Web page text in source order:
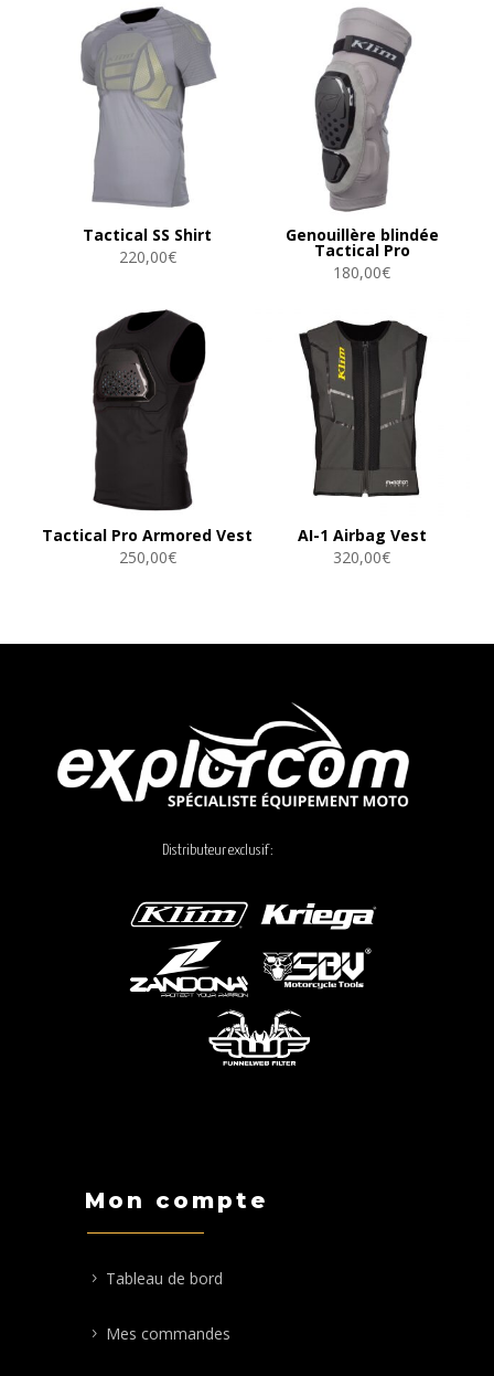
Tactical SS Shirt
220,00€
Genouillère blindée
Tactical Pro
180,00€
Tactical Pro Armored Vest
250,00€
AI-1 Airbag Vest
320,00€
Distributeur exclusif :
Mon compte
Tableau de bord
Mes commandes